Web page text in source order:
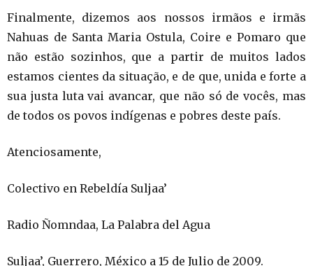
Finalmente, dizemos aos nossos irmãos e irmãs
Nahuas de Santa Maria Ostula, Coire e Pomaro que
não estão sozinhos, que a partir de muitos lados
estamos cientes da situação, e de que, unida e forte a
sua justa luta vai avancar, que não só de vocês, mas
de todos os povos indígenas e pobres deste país.
Atenciosamente,
Colectivo en Rebeldía Suljaa’
Radio Ñomndaa, La Palabra del Agua
Suljaa’, Guerrero, México a 15 de Julio de 2009.